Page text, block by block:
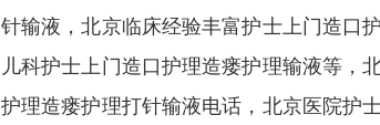
针输液，北京临床经验丰富护士上门造口
儿科护士上门造口护理造瘘护理输液等，
护理造瘘护理打针输液电话，北京医院护